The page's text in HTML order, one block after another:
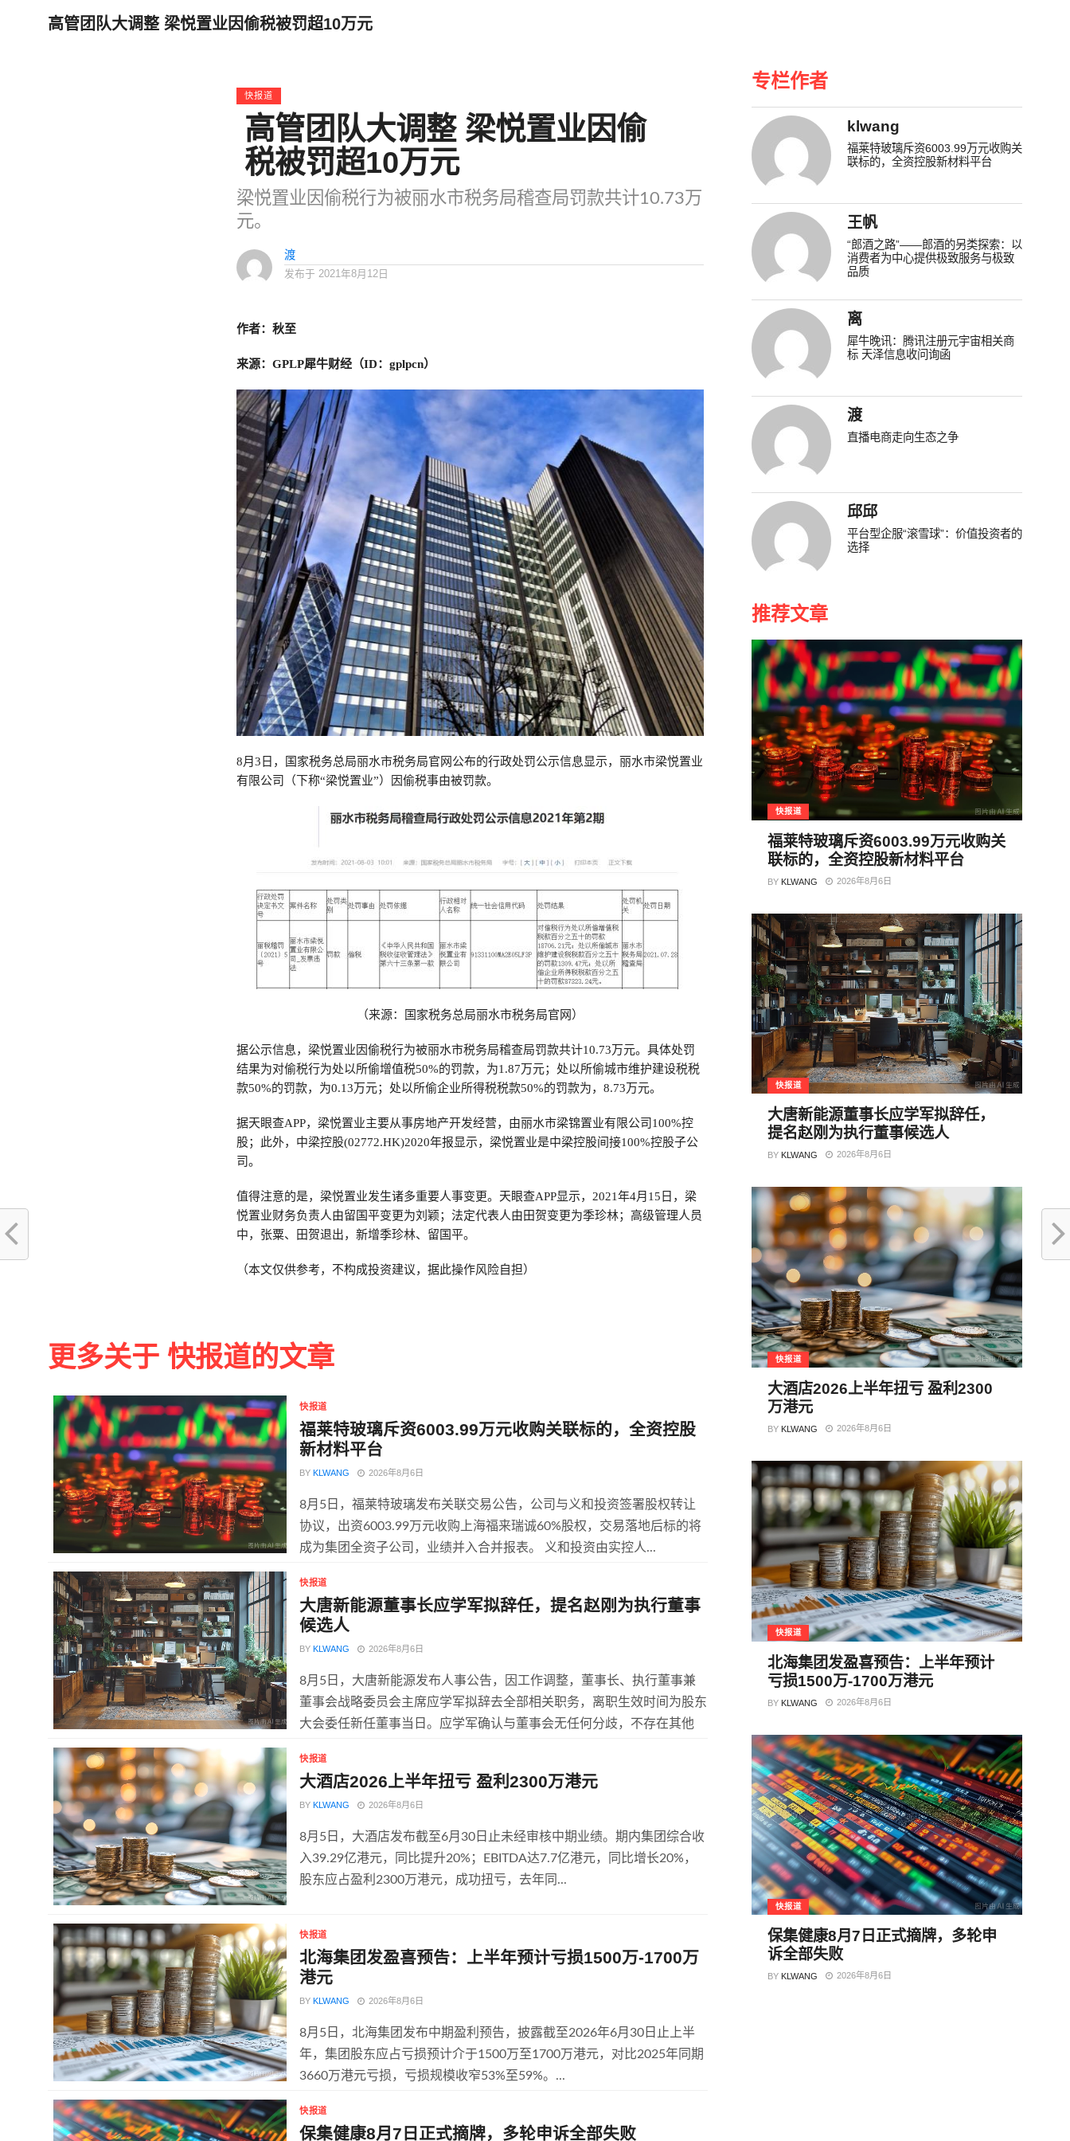
高管团队大调整 梁悦置业因偷税被罚超10万元
快报道
高管团队大调整 梁悦置业因偷
税被罚超10万元
梁悦置业因偷税行为被丽水市税务局稽查局罚款共计10.73万
元。
渡
发布于 2021年8月12日
作者：秋至
来源：GPLP犀牛财经（ID：gplpcn）
8月3日，国家税务总局丽水市税务局官网公布的行政处罚公示信息显示，丽水市梁悦置业
有限公司（下称“梁悦置业”）因偷税事由被罚款。
（来源：国家税务总局丽水市税务局官网）
据公示信息，梁悦置业因偷税行为被丽水市税务局稽查局罚款共计10.73万元。具体处罚
结果为对偷税行为处以所偷增值税50%的罚款，为1.87万元；处以所偷城市维护建设税税
款50%的罚款，为0.13万元；处以所偷企业所得税税款50%的罚款为，8.73万元。
据天眼查APP，梁悦置业主要从事房地产开发经营，由丽水市梁锦置业有限公司100%控
股；此外，中梁控股(02772.HK)2020年报显示，梁悦置业是中梁控股间接100%控股子公
司。
值得注意的是，梁悦置业发生诸多重要人事变更。天眼查APP显示，2021年4月15日，梁
悦置业财务负责人由留国平变更为刘颖；法定代表人由田贺变更为季珍林；高级管理人员
中，张粟、田贺退出，新增季珍林、留国平。
（本文仅供参考，不构成投资建议，据此操作风险自担）
更多关于 快报道的文章
快报道
福莱特玻璃斥资6003.99万元收购关联标的，全资控股
新材料平台
BY KLWANG 2026年8月6日
8月5日，福莱特玻璃发布关联交易公告，公司与义和投资签署股权转让
协议，出资6003.99万元收购上海福来瑞诚60%股权，交易落地后标的将
成为集团全资子公司，业绩并入合并报表。 义和投资由实控人...
快报道
大唐新能源董事长应学军拟辞任，提名赵刚为执行董事
候选人
BY KLWANG 2026年8月6日
8月5日，大唐新能源发布人事公告，因工作调整，董事长、执行董事兼
董事会战略委员会主席应学军拟辞去全部相关职务，离职生效时间为股东
大会委任新任董事当日。应学军确认与董事会无任何分歧，不存在其他
快报道
大酒店2026上半年扭亏 盈利2300万港元
BY KLWANG 2026年8月6日
8月5日，大酒店发布截至6月30日止未经审核中期业绩。期内集团综合收
入39.29亿港元，同比提升20%；EBITDA达7.7亿港元，同比增长20%，
股东应占盈利2300万港元，成功扭亏，去年同...
快报道
北海集团发盈喜预告：上半年预计亏损1500万-1700万
港元
BY KLWANG 2026年8月6日
8月5日，北海集团发布中期盈利预告，披露截至2026年6月30日止上半
年，集团股东应占亏损预计介于1500万至1700万港元，对比2025年同期
3660万港元亏损，亏损规模收窄53%至59%。...
快报道
保集健康8月7日正式摘牌，多轮申诉全部失败
专栏作者
klwang
福莱特玻璃斥资6003.99万元收购关
联标的，全资控股新材料平台
王帆
“郎酒之路”——郎酒的另类探索：以
消费者为中心提供极致服务与极致
品质
离
犀牛晚讯：腾讯注册元宇宙相关商
标 天泽信息收问询函
渡
直播电商走向生态之争
邱邱
平台型企服“滚雪球”：价值投资者的
选择
推荐文章
快报道
福莱特玻璃斥资6003.99万元收购关
联标的，全资控股新材料平台
BY KLWANG 2026年8月6日
快报道
大唐新能源董事长应学军拟辞任，
提名赵刚为执行董事候选人
BY KLWANG 2026年8月6日
快报道
大酒店2026上半年扭亏 盈利2300
万港元
BY KLWANG 2026年8月6日
快报道
北海集团发盈喜预告：上半年预计
亏损1500万-1700万港元
BY KLWANG 2026年8月6日
快报道
保集健康8月7日正式摘牌，多轮申
诉全部失败
BY KLWANG 2026年8月6日